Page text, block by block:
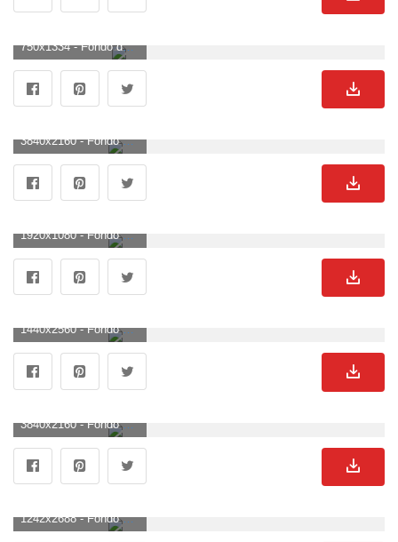
750x1334 - Fondo de pantalla de 750x1334. Fondo para móvil de Miles Morales.
3840x2160 - Fondo de pantalla de 3840x2160. Imágen 4K Ultra HD de Miles Morales.
1920x1080 - Fondo de pantalla de 1920x1080. Fondo para computadora HD 1080p de Miles Morales.
1440x2560 - Fondo de pantalla de 1440x2560. Fondo para móvil de Miles Morales.
3840x2160 - Fondo de pantalla de 3840x2160. Imágen 4K Ultra HD de Miles Morales.
1242x2688 - Fondo de pantalla de 1242x2688. Wallpaper de Miles Morales.